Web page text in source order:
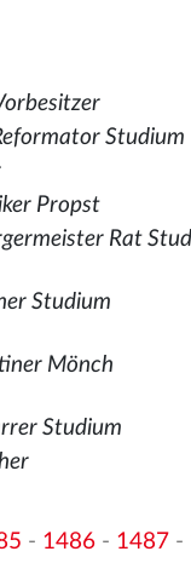
Studium
Propst
Rat
Studium
Mönch
Studium
- 1486 - 1487 -